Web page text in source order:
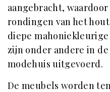
aangebracht,
rondingen van het
diepe
zijn onder andere in
modehuis uitgevoerd.
De meubels worden